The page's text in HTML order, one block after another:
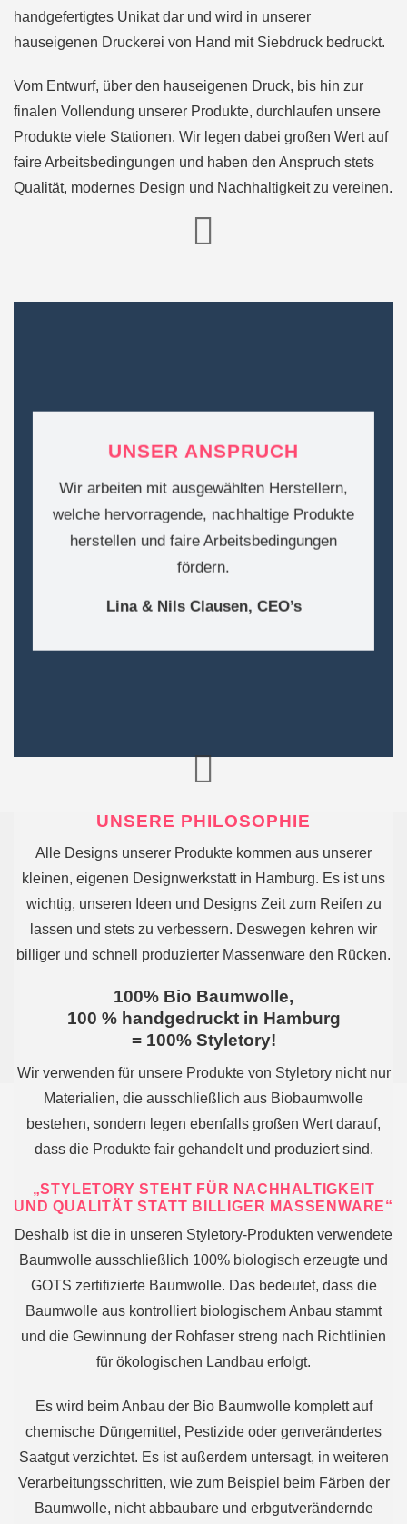
handgefertigtes Unikat dar und wird in unserer
hauseigenen Druckerei von Hand mit Siebdruck bedruckt.
Vom Entwurf, über den hauseigenen Druck, bis hin zur
finalen Vollendung unserer Produkte, durchlaufen unsere
Produkte viele Stationen. Wir legen dabei großen Wert auf
faire Arbeitsbedingungen und haben den Anspruch stets
Qualität, modernes Design und Nachhaltigkeit zu vereinen.
UNSER ANSPRUCH
Wir arbeiten mit ausgewählten Herstellern,
welche hervorragende, nachhaltige Produkte
herstellen und faire Arbeitsbedingungen
fördern.
Lina & Nils Clausen, CEO’s
UNSERE PHILOSOPHIE
Alle Designs unserer Produkte kommen aus unserer
kleinen, eigenen Designwerkstatt in Hamburg. Es ist uns
wichtig, unseren Ideen und Designs Zeit zum Reifen zu
lassen und stets zu verbessern. Deswegen kehren wir
billiger und schnell produzierter Massenware den Rücken.
100% Bio Baumwolle,
100 % handgedruckt in Hamburg
= 100% Styletory!
Wir verwenden für unsere Produkte von Styletory nicht nur
Materialien, die ausschließlich aus Biobaumwolle
bestehen, sondern legen ebenfalls großen Wert darauf,
dass die Produkte fair gehandelt und produziert sind.
„STYLETORY STEHT FÜR NACHHALTIGKEIT
UND QUALITÄT STATT BILLIGER MASSENWARE“
Deshalb ist die in unseren Styletory-Produkten verwendete
Baumwolle ausschließlich 100% biologisch erzeugte und
GOTS zertifizierte Baumwolle. Das bedeutet, dass die
Baumwolle aus kontrolliert biologischem Anbau stammt
und die Gewinnung der Rohfaser streng nach Richtlinien
für ökologischen Landbau erfolgt.
Es wird beim Anbau der Bio Baumwolle komplett auf
chemische Düngemittel, Pestizide oder genverändertes
Saatgut verzichtet. Es ist außerdem untersagt, in weiteren
Verarbeitungsschritten, wie zum Beispiel beim Färben der
Baumwolle, nicht abbaubare und erbgutverändernde